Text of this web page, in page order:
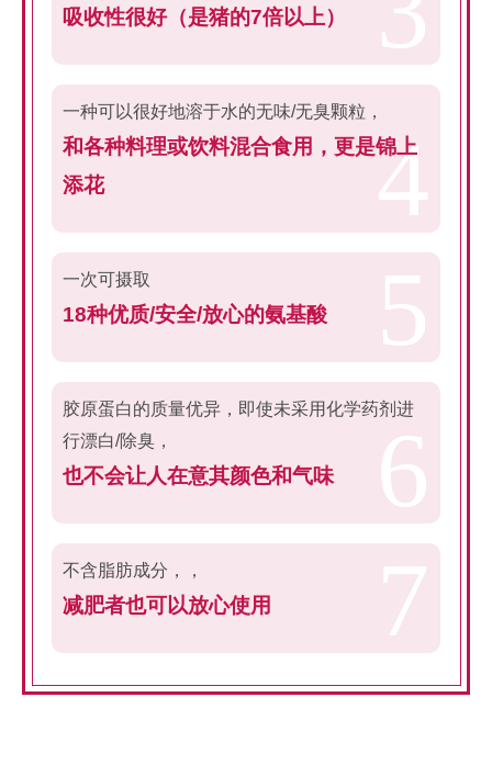
吸收性很好（是猪的7倍以上）
一种可以很好地溶于水的无味/无臭颗粒，
和各种料理或饮料混合食用，更是锦上
添花
一次可摄取
18种优质/安全/放心的氨基酸
胶原蛋白的质量优异，即使未采用化学药剂进
行漂白/除臭，
也不会让人在意其颜色和气味
不含脂肪成分，，
减肥者也可以放心使用